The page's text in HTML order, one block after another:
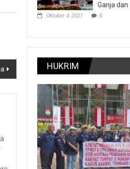
Ganja
Oktober 4, 2021 0
HUKRIM